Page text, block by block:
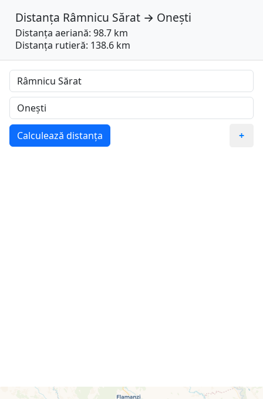
Distanța Râmnicu Sărat → Onești
Distanța aeriană: 98.7 km
Distanța rutieră: 138.6 km
Calculează distanța +